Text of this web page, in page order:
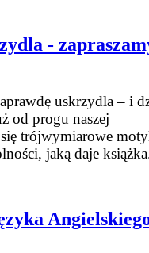
-
uskrzydla – i
od progu naszej
trójwymiarowe
jaką daje